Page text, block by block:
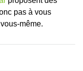
pas à vous
même.